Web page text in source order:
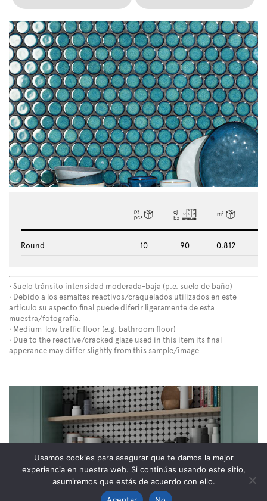
Round 10 90 0.812
• Suelo tránsito intensidad moderada-baja (p.e. suelo de baño)
• Debido a los esmaltes reactivos/craquelados utilizados en este
articulo su aspecto final puede diferir ligeramente de esta
muestra/fotografía.
• Medium-low traffic floor (e.g. bathroom floor)
• Due to the reactive/cracked glaze used in this item its final
apperance may differ slightly from this sample/image
Usamos cookies para asegurar que te damos la mejor
experiencia en nuestra web. Si continúas usando este sitio,
asumiremos que estás de acuerdo con ello.